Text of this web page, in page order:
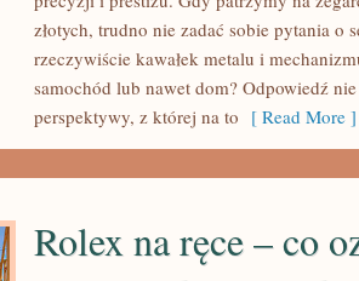
EKSTRAWAGANCJA
złotych, trudno nie zadać sobie pytania o
rzeczywiście kawałek metalu i
samochód lub nawet dom? Odpowiedź
perspektywy, z której na to [ Read More ]
Rolex na ręce – co